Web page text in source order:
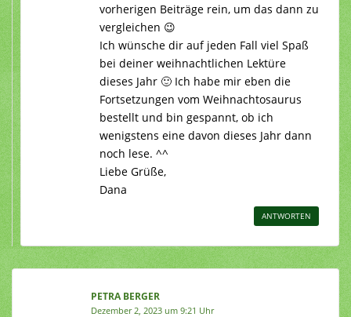
vorherigen Beiträge rein, um das dann zu
vergleichen 😉
Ich wünsche dir auf jeden Fall viel Spaß
bei deiner weihnachtlichen Lektüre
dieses Jahr 🙂 Ich habe mir eben die
Fortsetzungen vom Weihnachtosaurus
bestellt und bin gespannt, ob ich
wenigstens eine davon dieses Jahr dann
noch lese. ^^
Liebe Grüße,
Dana
ANTWORTEN
PETRA BERGER
Dezember 2, 2023 um 9:21 Uhr